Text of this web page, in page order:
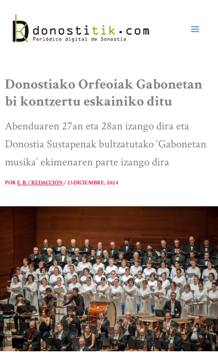
contenido
Donostiako Orfeoiak Gabonetan
bi kontzertu eskainiko ditu
Abenduaren 27an eta 28an izango dira eta
Donostia Sustapenak bultzatutako ‘Gabonetan
musika’ ekimenaren parte izango dira
PORE. B. / REDACCIÓN/23 DICIEMBRE, 2024